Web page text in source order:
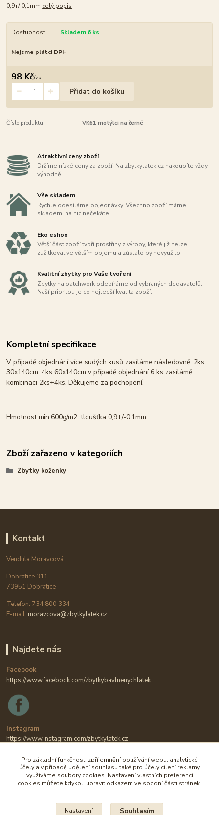
0,9+/-0,1mm celý popis
Dostupnost Skladem 6 ks
Nejsme plátci DPH
98 Kč/ks
Přidat do košíku
Číslo produktu: VK61 motýlci na černé
Atraktivní ceny zboží
Držíme nízké ceny za zboží. Na zbytkylatek.cz nakoupíte vždy
výhodně.
Vše skladem
Rychle odesíláme objednávky. Všechno zboží máme
skladem, na nic nečekáte.
Eko eshop
Větší část zboží tvoří prostřihy z výroby, které již nelze
zužitkovat ve větším objemu a zůstalo by nevyužito.
Kvalitní zbytky pro Vaše tvoření
Zbytky na patchwork odebíráme od vybraných dodavatelů.
Naší prioritou je co nejlepší kvalita zboží.
Kompletní specifikace
V případě objednání více sudých kusů zasíláme následovně: 2ks
30x140cm, 4ks 60x140cm v případě objednání 6 ks zasílámě
kombinaci 2ks+4ks. Děkujeme za pochopení.
Hmotnost min.600g/m2, tloušťka 0,9+/-0,1mm
Zboží zařazeno v kategoriích
Zbytky koženky
Kontakt
Vendula Moravcová
Dobratice 311
73951 Dobratice
Telefon: 734 800 334
E-mail: moravcova@zbytkylatek.cz
Najdete nás
Facebook
https://www.facebook.com/zbytkybavlnenychlatek
Instagram
https://www.instagram.com/zbytkylatek.cz
Pro základní funkčnost, zpříjemnění používání webu, analytické
účely a v případě udělení souhlasu také pro účely cílení reklamy
využíváme soubory cookies. Nastavení vlastních preferencí
cookies můžete kdykoli upravit odkazem ve spodní části stránek.
Nastavení Souhlasím